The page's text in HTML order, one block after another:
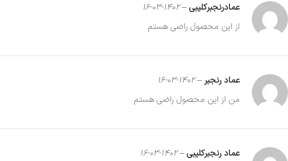
عمادرنجبرکلیبی–
1402-03-16
از این محصول راضی هستم
عماد رنجبر –
1402-03-16
من از این محصول راضی هستم
عماد رنجبرکلیبی–
1402-03-16